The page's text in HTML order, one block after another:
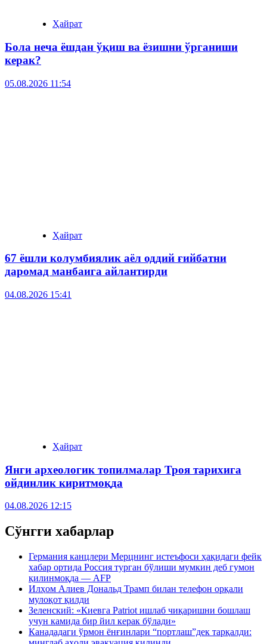
Ҳайрат
Бола неча ёшдан ўқиш ва ёзишни ўрганиши
керак?
05.08.2026 11:54
Ҳайрат
67 ёшли колумбиялик аёл оддий ғийбатни
даромад манбаига айлантирди
04.08.2026 15:41
Ҳайрат
Янги археологик топилмалар Троя тарихига
ойдинлик киритмоқда
04.08.2026 12:15
Сўнгги хабарлар
Германия канцлери Мерцнинг истеъфоси ҳақидаги фейк
хабар ортида Россия турган бўлиши мумкин деб гумон
қилинмоқда — AFP
Илҳом Алиев Дональд Трамп билан телефон орқали
мулоқот қилди
Зеленский: «Киевга Patriot ишлаб чиқаришни бошлаш
учун камида бир йил керак бўлади»
Канададаги ўрмон ёнғинлари “портлаш”дек тарқалди: